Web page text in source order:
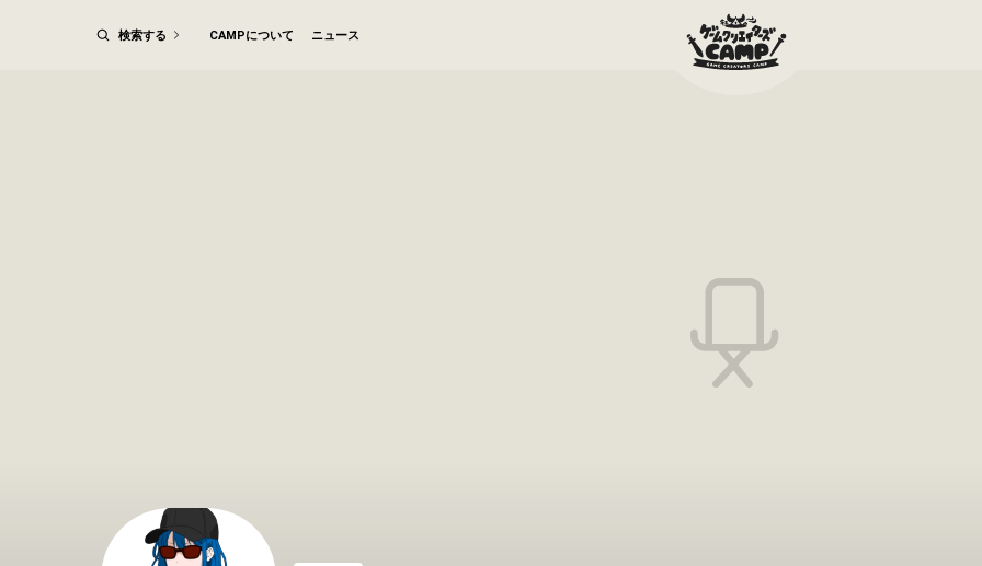
検索する CAMPについて ニュース